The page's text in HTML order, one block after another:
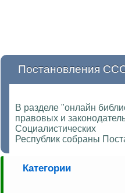
Постановления
В разделе "онлайн
правовых и
Социалистических
Республик собраны
Категории